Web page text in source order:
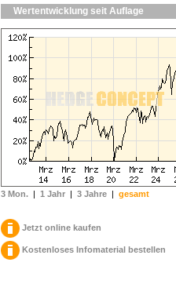
Wertentwicklung seit Auflage
3 Mon. | 1 Jahr | 3 Jahre | gesamt
Jetzt online kaufen
Kostenloses Infomaterial bestellen